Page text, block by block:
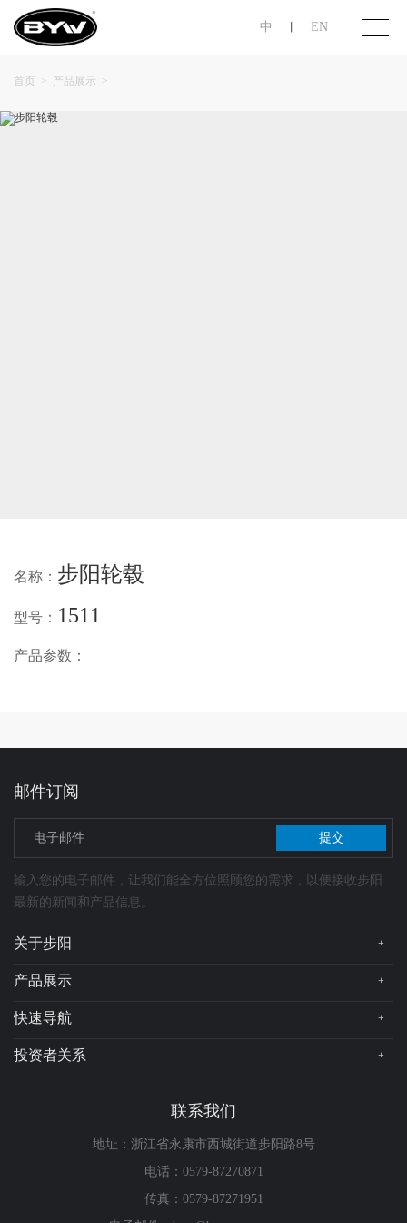
中 EN
首页 > 产品展示 >
名称： 步阳轮毂
型号： 1511
产品参数：
邮件订阅
提交
输入您的电子邮件，让我们能全方位照顾您的需求，以便接收步阳
最新的新闻和产品信息。
关于步阳 +
公司简介
品牌实力
产品展示 +
步阳轮毂
快速导航 +
在线地图
投资者关系 +
投资者日志
发布企业通讯之新安排
联系我们
地址：浙江省永康市西城街道步阳路8号
电话：0579-87270871
传真：0579-87271951